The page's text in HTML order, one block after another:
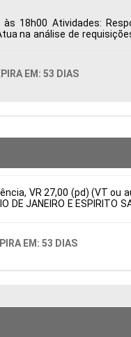
18h00 Atividades:
na análise de
de Suprimentos para
Características
EM: 53 DIAS
VR 27,00 (pd) (VT ou
DE JANEIRO E
EM: 53 DIAS